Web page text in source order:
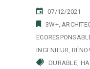
07/12/2021
3W+
INGENIEUR
DURABLE